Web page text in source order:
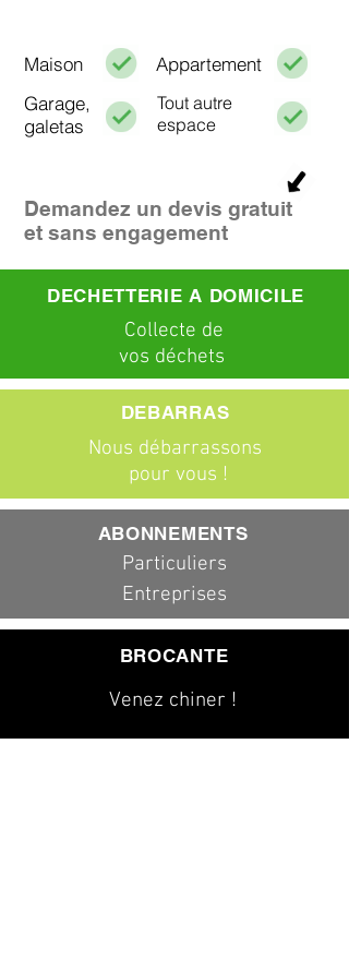
Maison
Appartement
Garage,
galetas
Tout autre
espace
Demandez un devis gratuit
et sans engagement
DECHETTERIE A DOMICILE
Collecte de
vos déchets
Nous débarrassons
pour vous !
DEBARRAS
ABONNEMENTS
Particuliers
Entreprises
BROCANTE
Venez chiner !